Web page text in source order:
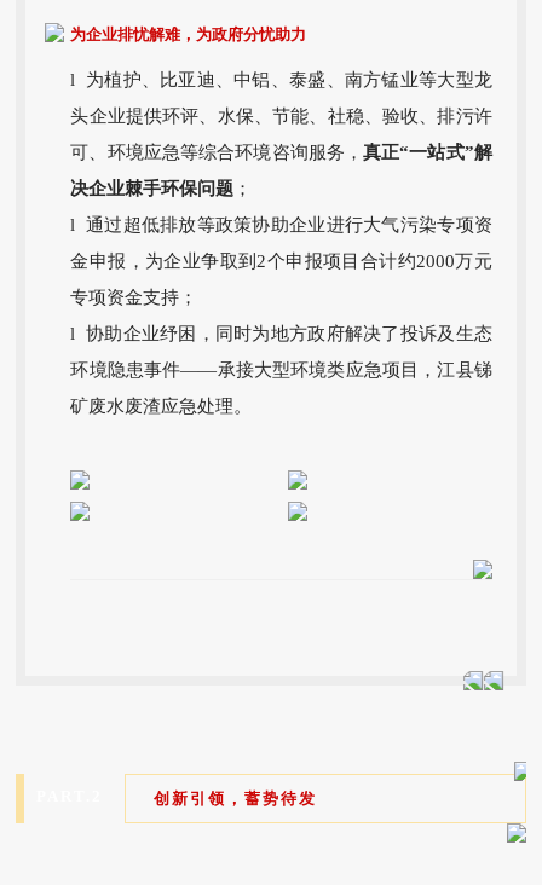
为企业排忧解难，为政府分忧助力
l 为植护、比亚迪、中铝、泰盛、南方锰业等大型龙
头企业提供环评、水保、节能、社稳、验收、排污许
可、环境应急等综合环境咨询服务，真正“一站式”解
决企业棘手环保问题 ；
l 通过超低排放等政策协助企业进行大气污染专项资
金申报，为企业争取到2个申报项目合计约2000万元
专项资金支持；
l 协助企业纾困，同时为地方政府解决了投诉及生态
环境隐患事件——承接大型环境类应急项目，江县锑
矿废水废渣应急处理。
创新引领，蓄势待发